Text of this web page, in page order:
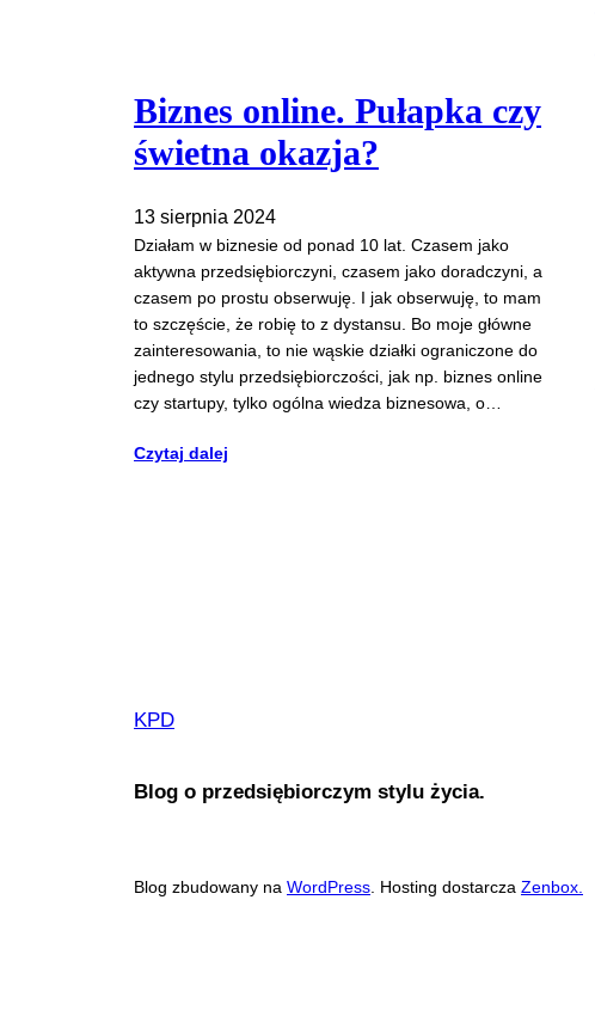
Biznes online. Pułapka czy
świetna okazja?
13 sierpnia 2024
Działam w biznesie od ponad 10 lat. Czasem jako
aktywna przedsiębiorczyni, czasem jako doradczyni, a
czasem po prostu obserwuję. I jak obserwuję, to mam
to szczęście, że robię to z dystansu. Bo moje główne
zainteresowania, to nie wąskie działki ograniczone do
jednego stylu przedsiębiorczości, jak np. biznes online
czy startupy, tylko ogólna wiedza biznesowa, o…
Czytaj dalej
KPD
Blog o przedsiębiorczym stylu życia.
Blog zbudowany na WordPress . Hosting dostarcza Zenbox.